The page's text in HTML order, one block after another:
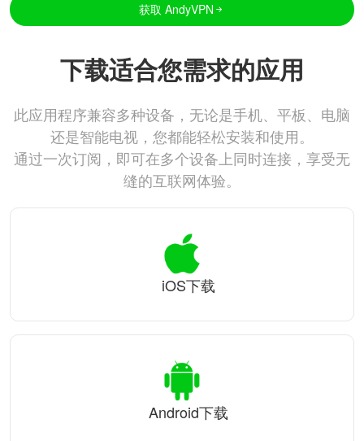
获取 AndyVPN
下载适合您需求的应用
此应用程序兼容多种设备，无论是手机、平板、电脑
还是智能电视，您都能轻松安装和使用。
通过一次订阅，即可在多个设备上同时连接，享受无
缝的互联网体验。
iOS下载
Android下载